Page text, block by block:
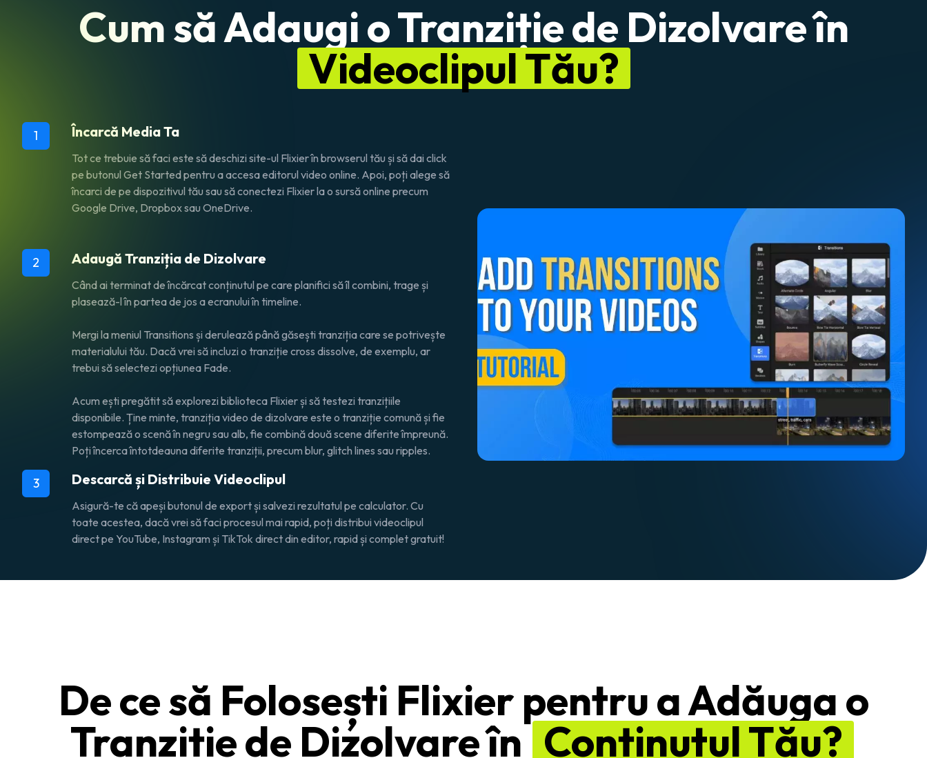
Cum să Adaugi o Tranziție de Dizolvare în
Videoclipul Tău?
1 Încarcă Media Ta
Tot ce trebuie să faci este să deschizi site-ul Flixier în browserul tău și să dai click
pe butonul Get Started pentru a accesa editorul video online. Apoi, poți alege să
încarci de pe dispozitivul tău sau să conectezi Flixier la o sursă online precum
Google Drive, Dropbox sau OneDrive.
2 Adaugă Tranziția de Dizolvare
Când ai terminat de încărcat conținutul pe care planifici să îl combini, trage și
plasează-l în partea de jos a ecranului în timeline.
Mergi la meniul Transitions și derulează până găsești tranziția care se potrivește
materialului tău. Dacă vrei să incluzi o tranziție cross dissolve, de exemplu, ar
trebui să selectezi opțiunea Fade.
Acum ești pregătit să explorezi biblioteca Flixier și să testezi tranzițiile
disponibile. Ține minte, tranziția video de dizolvare este o tranziție comună și fie
estompează o scenă în negru sau alb, fie combină două scene diferite împreună.
Poți încerca întotdeauna diferite tranziții, precum blur, glitch lines sau ripples.
3 Descarcă și Distribuie Videoclipul
Asigură-te că apeși butonul de export și salvezi rezultatul pe calculator. Cu
toate acestea, dacă vrei să faci procesul mai rapid, poți distribui videoclipul
direct pe YouTube, Instagram și TikTok direct din editor, rapid și complet gratuit!
De ce să Folosești Flixier pentru a Adăuga o
Tranziție de Dizolvare în Conținutul Tău?